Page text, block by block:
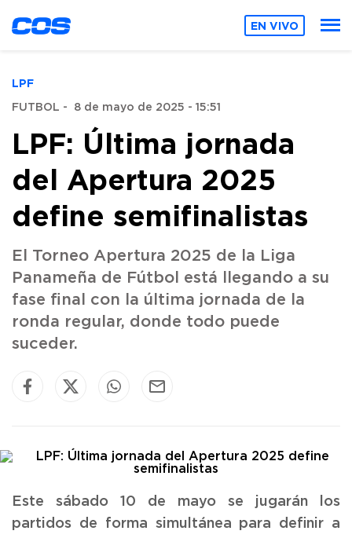
EN VIVO
LPF
FUTBOL - 8 de mayo de 2025 - 15:51
LPF: Última jornada
del Apertura 2025
define semifinalistas
El Torneo Apertura 2025 de la Liga
Panameña de Fútbol está llegando a su
fase final con la última jornada de la
ronda regular, donde todo puede
suceder.
Este sábado 10 de mayo se jugarán los
partidos de forma simultánea para definir a